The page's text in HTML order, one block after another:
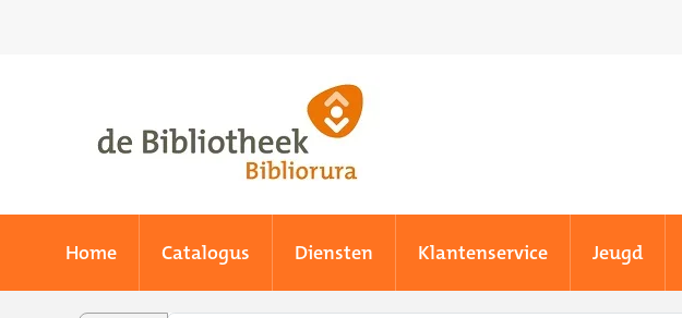
Home Catalogus Diensten Klantenservice Jeugd